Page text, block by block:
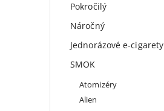
Pokročilý
Náročný
Jednorázové e-cigarety
SMOK
Atomizéry
Alien